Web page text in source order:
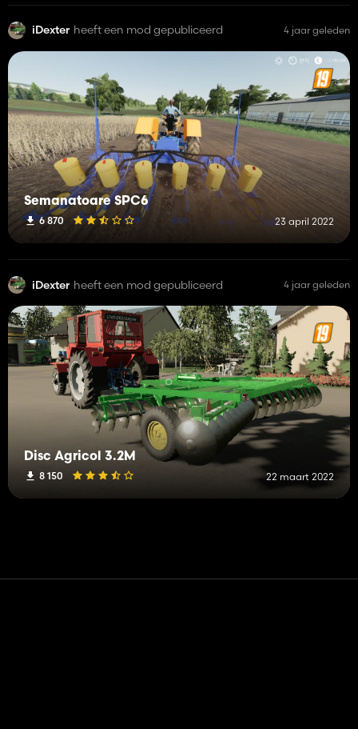
iDexter heeft een mod gepubliceerd 4 jaar geleden
Semanatoare SPC6
6 870 23 april 2022
iDexter heeft een mod gepubliceerd 4 jaar geleden
Disc Agricol 3.2M
8 150 22 maart 2022